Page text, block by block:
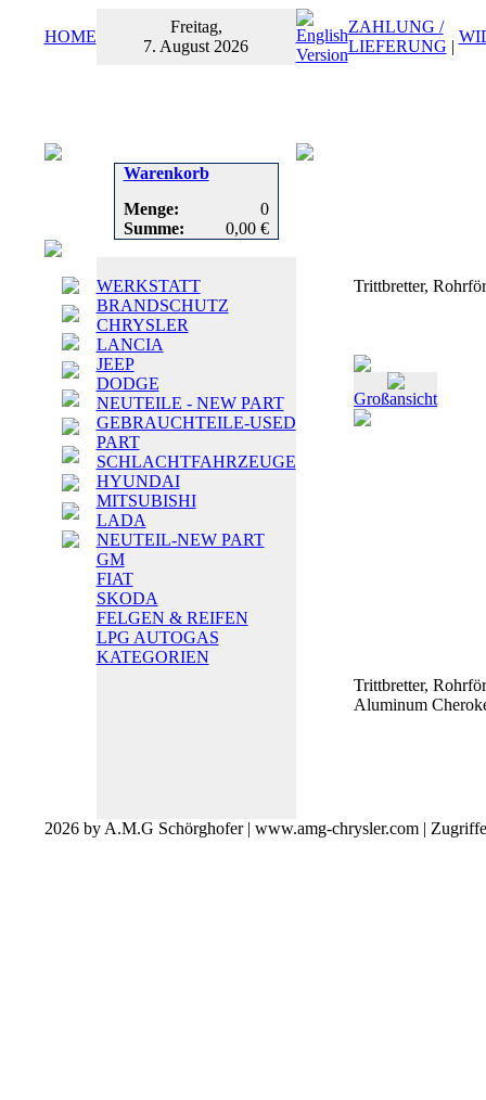
HOME
Freitag,
7. August 2026
ZAHLUNG /
LIEFERUNG |
Warenkorb
Menge:
0
Summe:
0,00 €
WERKSTATT
BRANDSCHUTZ
CHRYSLER
LANCIA
JEEP
DODGE
NEUTEILE - NEW PART
GEBRAUCHTEILE-USED
PART
SCHLACHTFAHRZEUGE
HYUNDAI
MITSUBISHI
LADA
NEUTEIL-NEW PART
GM
FIAT
SKODA
FELGEN & REIFEN
LPG AUTOGAS
KATEGORIEN
Trittbretter,
Großansicht
Trittbretter,
Aluminum
2026 by A.M.G Schörghofer | www.amg-chrysler.com |